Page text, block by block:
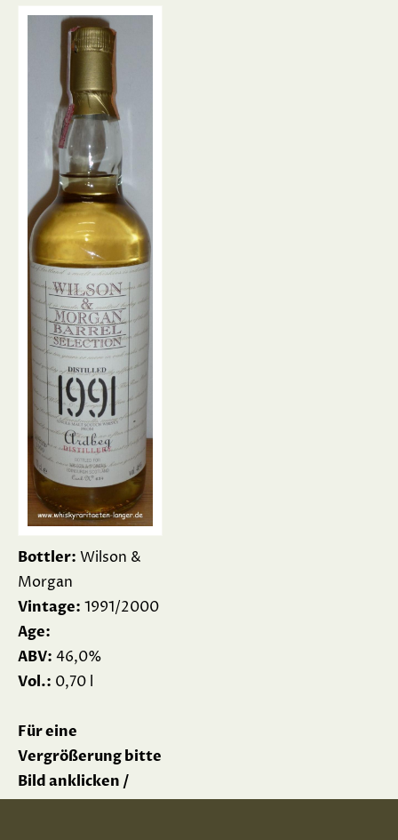
Bottler: Wilson &
Morgan
Vintage: 1991/2000
Age:
ABV: 46,0%
Vol.: 0,70 l
Für eine
Vergrößerung bitte
Bild anklicken /
Please click picture